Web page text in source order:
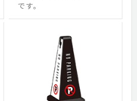
です。